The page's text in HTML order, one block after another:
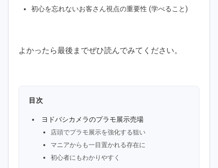
初心を忘れないお客さん視点の重要性 (学べること)
よかったら最後までぜひ読んでみてください。
目次
ヨドバシカメラのプラモ展示売場
店頭でプラモ展示を強化する狙い
マニアからも一目置かれる存在に
初心者にもわかりやすく